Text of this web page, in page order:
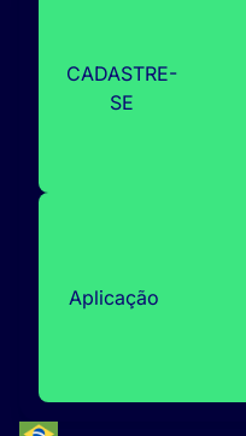
CADASTRE-
SE
Aplicação